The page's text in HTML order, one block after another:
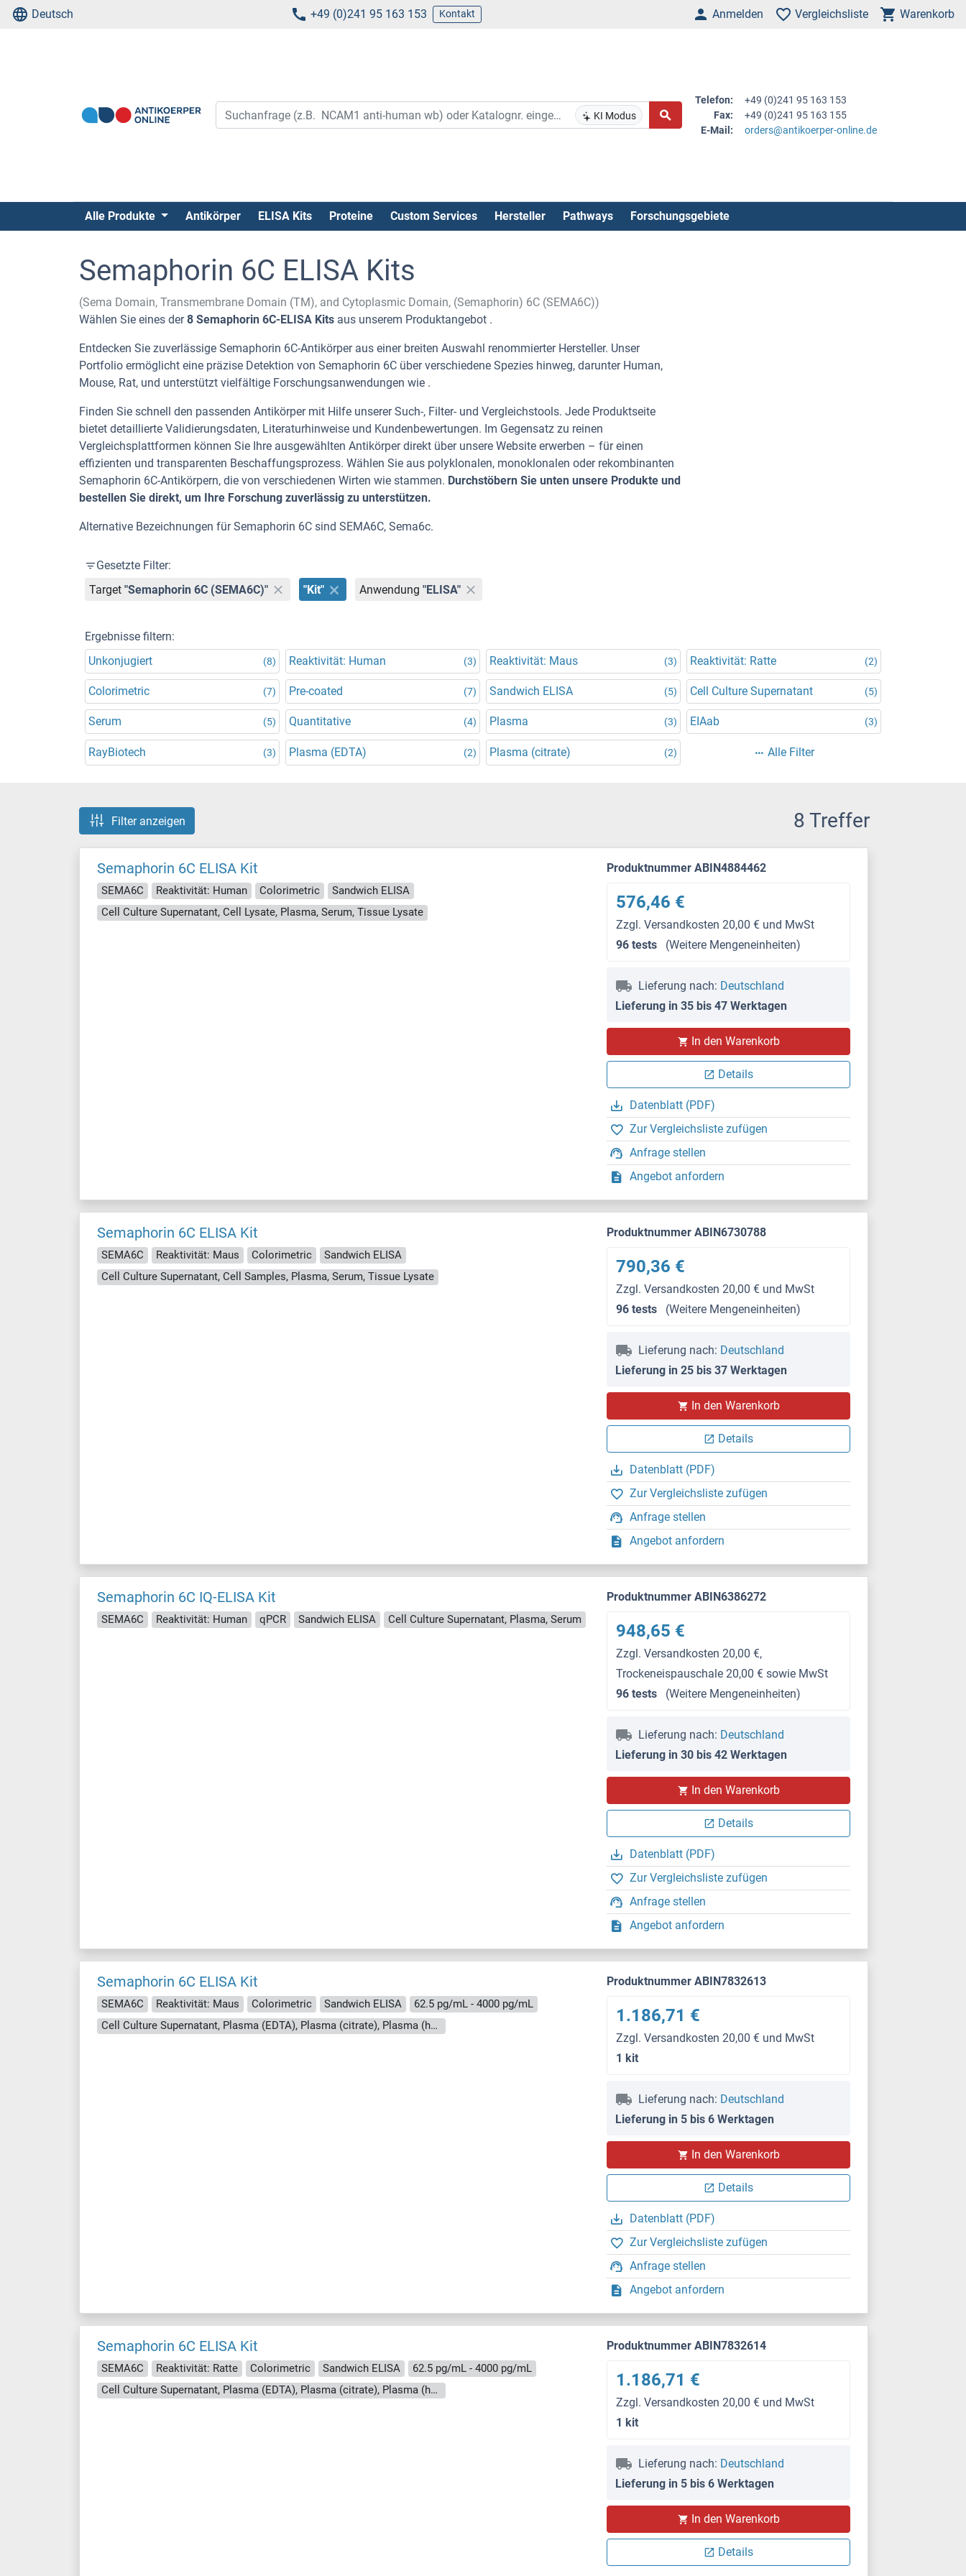
Deutsch +49 (0)241 95 163 153 Kontakt Anmelden Vergleichsliste Warenkorb
KI Modus
Telefon:
+49 (0)241 95 163 153
Fax:
+49 (0)241 95 163 155
E-Mail:
orders@antikoerper-online.de
Alle Produkte Antikörper ELISA Kits Proteine Custom Services Hersteller Pathways Forschungsgebiete
Semaphorin 6C ELISA Kits
(Sema Domain, Transmembrane Domain (TM), and Cytoplasmic Domain, (Semaphorin) 6C (SEMA6C))
Wählen Sie eines der8 Semaphorin 6C-ELISA Kits aus unserem Produktangebot .
Entdecken Sie zuverlässige Semaphorin 6C-Antikörper aus einer breiten Auswahl renommierter Hersteller. Unser
Portfolio ermöglicht eine präzise Detektion von Semaphorin 6C über verschiedene Spezies hinweg, darunter Human,
Mouse, Rat, und unterstützt vielfältige Forschungsanwendungen wie .
Finden Sie schnell den passenden Antikörper mit Hilfe unserer Such-, Filter- und Vergleichstools. Jede Produktseite
bietet detaillierte Validierungsdaten, Literaturhinweise und Kundenbewertungen. Im Gegensatz zu reinen
Vergleichsplattformen können Sie Ihre ausgewählten Antikörper direkt über unsere Website erwerben – für einen
effizienten und transparenten Beschaffungsprozess. Wählen Sie aus polyklonalen, monoklonalen oder rekombinanten
Semaphorin 6C-Antikörpern, die von verschiedenen Wirten wie stammen. Durchstöbern Sie unten unsere Produkte und
bestellen Sie direkt, um Ihre Forschung zuverlässig zu unterstützen.
Alternative Bezeichnungen für Semaphorin 6C sind SEMA6C, Sema6c.
Gesetzte Filter:
Target "Semaphorin 6C (SEMA6C)" "Kit" Anwendung "ELISA"
Ergebnisse filtern:
Unkonjugiert
(8) Reaktivität: Human (3) Reaktivität: Maus (3) Reaktivität: Ratte (2)
Colorimetric (7) Pre-coated (7) Sandwich ELISA (5) Cell Culture Supernatant (5)
Serum (5) Quantitative (4) Plasma (3) EIAab (3)
RayBiotech (3) Plasma (EDTA) (2) Plasma (citrate) (2) Alle Filter
Filter anzeigen 8 Treffer
Semaphorin 6C ELISA Kit
SEMA6C Reaktivität: Human Colorimetric
Sandwich ELISA
Cell Culture Supernatant, Cell Lysate, Plasma, Serum, Tissue Lysate
Produktnummer ABIN4884462
576,46 €
Zzgl. Versandkosten 20,00 € und MwSt
96 tests
(Weitere Mengeneinheiten)
Lieferung nach: Deutschland
Lieferung in 35 bis 47 Werktagen
In den Warenkorb
Details
Datenblatt (PDF)
Zur Vergleichsliste zufügen
Anfrage stellen
Angebot anfordern
Semaphorin 6C ELISA Kit
SEMA6C Reaktivität: Maus Colorimetric
Sandwich ELISA
Cell Culture Supernatant, Cell Samples, Plasma, Serum, Tissue Lysate
Produktnummer ABIN6730788
790,36 €
Zzgl. Versandkosten 20,00 € und MwSt
96 tests
(Weitere Mengeneinheiten)
Lieferung nach: Deutschland
Lieferung in 25 bis 37 Werktagen
In den Warenkorb
Details
Datenblatt (PDF)
Zur Vergleichsliste zufügen
Anfrage stellen
Angebot anfordern
Semaphorin 6C IQ-ELISA Kit
SEMA6C Reaktivität: Human qPCR Sandwich ELISA Cell Culture Supernatant, Plasma, Serum
Produktnummer ABIN6386272
948,65 €
Zzgl. Versandkosten 20,00 €,
Trockeneispauschale 20,00 € sowie MwSt
96 tests
(Weitere Mengeneinheiten)
Lieferung nach: Deutschland
Lieferung in 30 bis 42 Werktagen
In den Warenkorb
Details
Datenblatt (PDF)
Zur Vergleichsliste zufügen
Anfrage stellen
Angebot anfordern
Semaphorin 6C ELISA Kit
SEMA6C Reaktivität: Maus Colorimetric Sandwich ELISA
62.5 pg/mL - 4000 pg/mL
Cell Culture Supernatant, Plasma (EDTA), Plasma (citrate), Plasma (heparin), Serum
Produktnummer ABIN7832613
1.186,71 €
Zzgl. Versandkosten 20,00 € und MwSt
1 kit
Lieferung nach: Deutschland
Lieferung in 5 bis 6 Werktagen
In den Warenkorb
Details
Datenblatt (PDF)
Zur Vergleichsliste zufügen
Anfrage stellen
Angebot anfordern
Semaphorin 6C ELISA Kit
SEMA6C Reaktivität: Ratte Colorimetric Sandwich ELISA
62.5 pg/mL - 4000 pg/mL
Cell Culture Supernatant, Plasma (EDTA), Plasma (citrate), Plasma (heparin), Serum
Produktnummer ABIN7832614
1.186,71 €
Zzgl. Versandkosten 20,00 € und MwSt
1 kit
Lieferung nach: Deutschland
Lieferung in 5 bis 6 Werktagen
In den Warenkorb
Details